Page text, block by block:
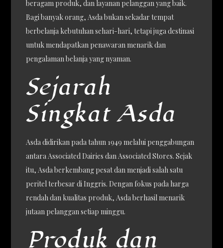
beragam produk, dan layanan pelanggan yang baik.
Bagi banyak orang, Asda bukan sekadar tempat
berbelanja kebutuhan sehari-hari, tetapi juga destinasi
untuk mendapatkan penawaran menarik dan
pengalaman belanja yang nyaman.
Sejarah
Singkat Asda
Asda didirikan pada tahun 1949 melalui penggabungan
antara Associated Dairies dan Associated Stores. Sejak
itu, Asda berkembang pesat dan menjadi salah satu
peritel terbesar di Inggris. Dengan fokus pada harga
rendah dan kualitas produk, Asda berhasil menarik
jutaan pelanggan setiap minggu.
Produk dan